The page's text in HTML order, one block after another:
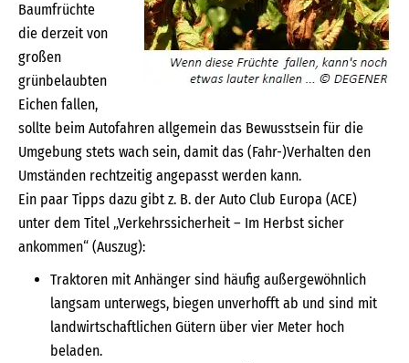
Baumfrüchte
die derzeit von
großen
grünbelaubten
Eichen fallen,
sollte beim Autofahren allgemein das Bewusstsein für die
Umgebung stets wach sein, damit das (Fahr-)Verhalten den
Umständen rechtzeitig angepasst werden kann.
Ein paar Tipps dazu gibt z. B. der Auto Club Europa (ACE)
unter dem Titel „Verkehrssicherheit – Im Herbst sicher
ankommen“ (Auszug):
Traktoren mit Anhänger sind häufig außergewöhnlich
langsam unterwegs, biegen unverhofft ab und sind mit
landwirtschaftlichen Gütern über vier Meter hoch
beladen.